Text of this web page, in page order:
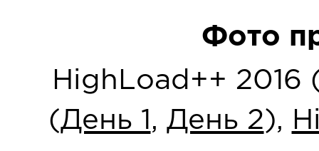
Фото
HighLoad++ 2016
(День 1 , День 2 ),